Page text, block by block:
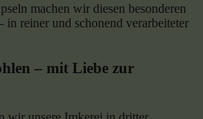
machen wir diesen besonderen
in reiner und schonend verarbeiteter
– mit Liebe zur